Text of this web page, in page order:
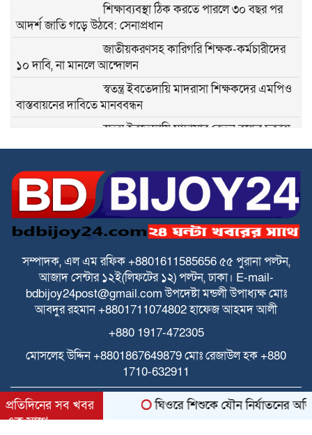
শিক্ষাব্যবস্থা ঠিক করতে পারলে ৩০ বছর পর
আদর্শ জাতি গড়ে উঠবে: সেনাপ্রধান
জাতীয়করণসহ কারিগরি শিক্ষক-কর্মচারীদের
১০ দাবি, না মানলে আন্দোলন
স্বতন্ত্র ইবতেদায়ি মাদরাসা শিক্ষকদের এমপিও
বাস্তবায়নের দাবিতে মানববন্ধন
স্বতন্ত্র ইবতেদায়ি মাদ্রাসার বেতন বন্ধের চক্রান্ত
ও মিথ্যা মামলার বিরুদ্ধে তীব্র প্রতিবাদ ও প্রতিকার
পে স্কেল বাস্তবায়নে বাড়ছে উদ্বেগ ও হতাশা
ঘিওরে বালিয়াখোড়া ইউনিয়নের ৩নং ওয়ার্ডের
ইমাম ও খতিবদের সম্মানীর জন্য মসজিদ
নির্বাচনে দুর্নীতির অভিযোগ
স্বতন্ত্র ইবতেদায়ি মাদ্রাসা জাতীয়করণ/
এমপিওভুক্তির দাবিতে শিক্ষামন্ত্রীর কাছে
স্মারকলিপি
আনন্দ টিভির সাংবাদিকে মারধরের অভিযোগ
সম্পাদক, এল এম রফিক +8801611585656৫৫ পুরানা পল্টন,
আজাদ সেন্টার ১২ই(লিফটের ১২) পল্টন, ঢাকা। E-mail-
bdbijoy24post@gmail.comউপদেষ্টা মন্ডলীউপাধ্যক্ষ মোঃ
আবদুর রহমান +8801711074802হাফেজ আহমদ আলী
+880 1917-472305
মোসলেহ উদ্দিন +8801867649879মোঃ রেজাউল হক+880
1710-632911
All rights reserved © 2025 Themes Created by
প্রতিদিনের সব খবর
এক সাথে
ঘিওরে শিশুকে যৌন নির্যাতনের